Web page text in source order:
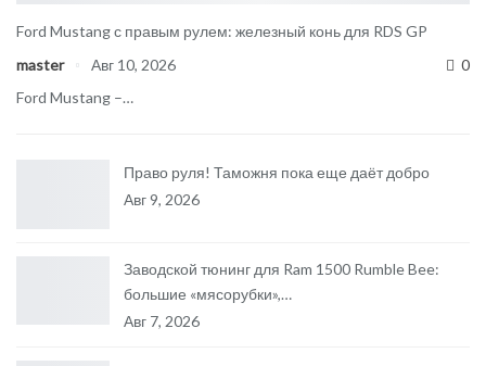
Ford Mustang с правым рулем: железный конь для RDS GP
master
Авг 10, 2026
0
Ford Mustang –…
Право руля! Таможня пока еще даёт добро
Авг 9, 2026
Заводской тюнинг для Ram 1500 Rumble Bee:
большие «мясорубки»,…
Авг 7, 2026